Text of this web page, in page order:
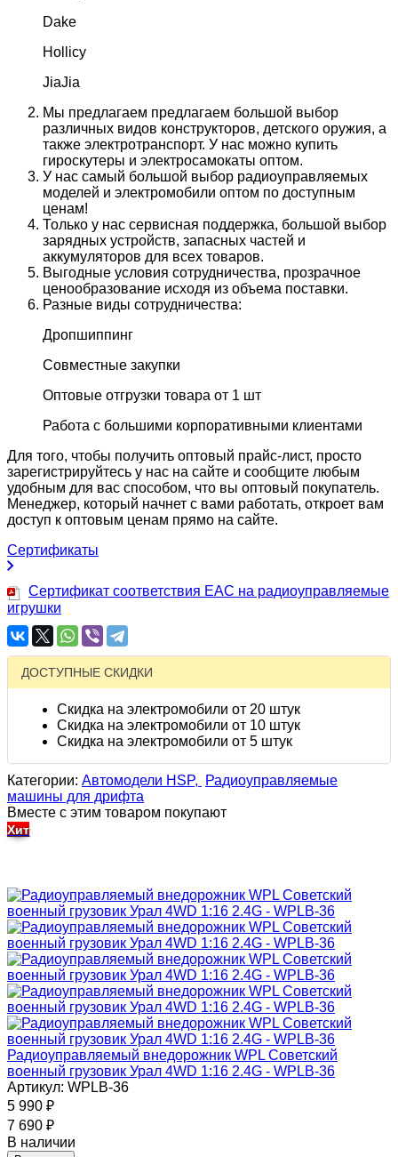
Dake
Hollicy
JiaJia
Мы предлагаем предлагаем большой выбор
различных видов конструкторов, детского оружия, а
также электротранспорт. У нас можно купить
гироскутеры и электросамокаты оптом.
У нас самый большой выбор радиоуправляемых
моделей и электромобили оптом по доступным
ценам!
Только у нас сервисная поддержка, большой выбор
зарядных устройств, запасных частей и
аккумуляторов для всех товаров.
Выгодные условия сотрудничества, прозрачное
ценообразование исходя из объема поставки.
Разные виды сотрудничества:
Дропшиппинг
Совместные закупки
Оптовые отгрузки товара от 1 шт
Работа с большими корпоративными клиентами
Для того, чтобы получить оптовый прайс-лист, просто
зарегистрируйтесь у нас на сайте и сообщите любым
удобным для вас способом, что вы оптовый покупатель.
Менеджер, который начнет с вами работать, откроет вам
доступ к оптовым ценам прямо на сайте.
Сертификаты
Сертификат соответствия EAC на радиоуправляемые
игрушки
ДОСТУПНЫЕ СКИДКИ
Скидка на электромобили от 20 штук
Скидка на электромобили от 10 штук
Скидка на электромобили от 5 штук
Категории: Автомодели HSP,
Радиоуправляемые
машины для дрифта
Вместе с этим товаром покупают
Хит
Радиоуправляемый внедорожник WPL Советский
военный грузовик Урал 4WD 1:16 2.4G - WPLB-36
Артикул: WPLB-36
5 990 ₽
7 690 ₽
В наличии